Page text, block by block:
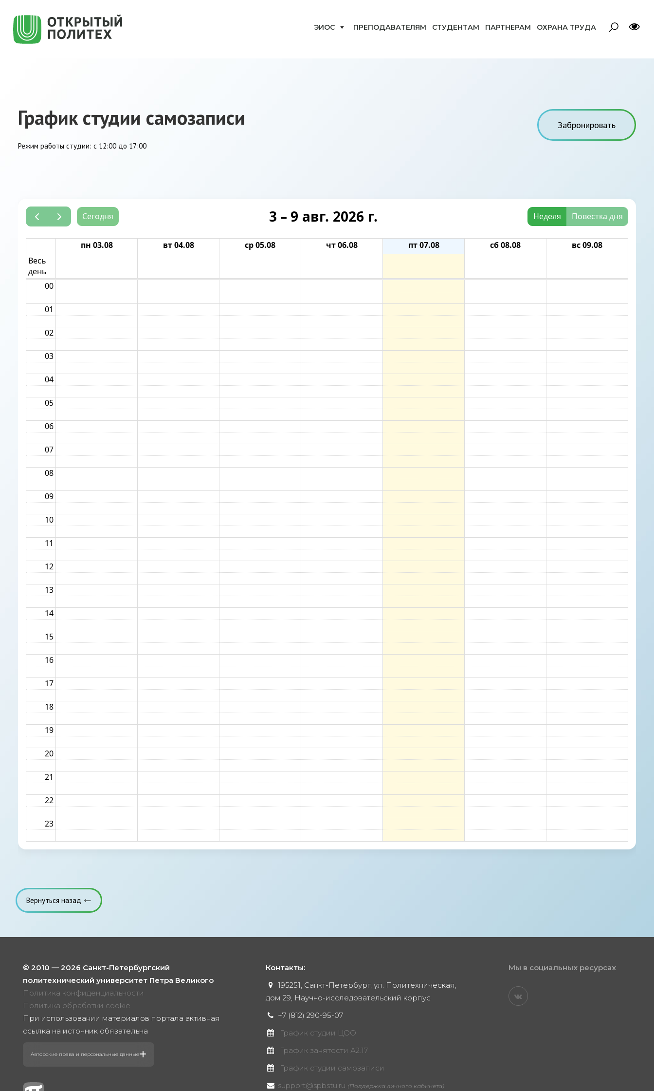
ЭИОС ПРЕПОДАВАТЕЛЯМ СТУДЕНТАМ ПАРТНЕРАМ ОХРАНА ТРУДА
График студии самозаписи
Режим работы студии: с 12:00 до 17:00
Забронировать
Вернуться назад
© 2010 — 2026 Санкт-Петербургский
политехнический университет Петра Великого
Политика конфиденциальности
Политика обработки cookie
При использовании материалов портала активная
ссылка на источник обязательна
Авторские права и персональные данные
Фотографии размещены с согласия
ГК РФ «Охрана изображения гражданина»,
Контакты:
195251, Санкт-Петербург, ул. Политехническая,
дом 29, Научно-исследовательский корпус
+7 (812) 290-95-07
График студии ЦОО
График занятости А2.17
График студии самозаписи
support@spbstu.ru (Поддержка личного кабинета)
Мы в социальных ресурсах